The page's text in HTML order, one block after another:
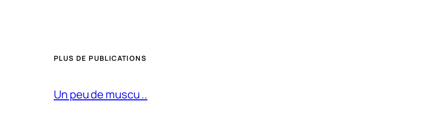
PLUS DE PUBLICATIONS
Un peu de muscu ..